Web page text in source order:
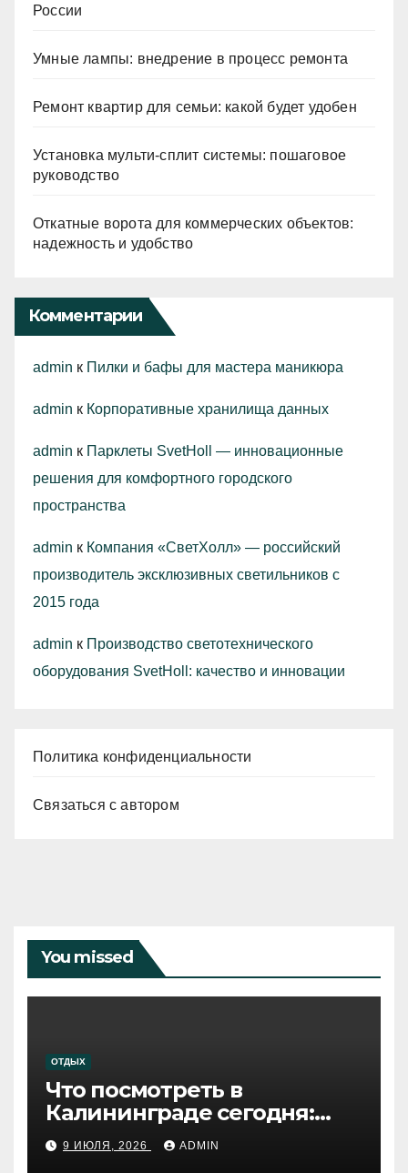
России
Умные лампы: внедрение в процесс ремонта
Ремонт квартир для семьи: какой будет удобен
Установка мульти-сплит системы: пошаговое
руководство
Откатные ворота для коммерческих объектов:
надежность и удобство
Комментарии
admin к Пилки и бафы для мастера маникюра
admin к Корпоративные хранилища данных
admin к Парклеты SvetHoll — инновационные
решения для комфортного городского
пространства
admin к Компания «СветХолл» — российский
производитель эксклюзивных светильников с
2015 года
admin к Производство светотехнического
оборудования SvetHoll: качество и инновации
Политика конфиденциальности
Связаться с автором
You missed
ОТДЫХ
Что посмотреть в
Калининграде сегодня:
путеводитель по самому
западному городу России
9 ИЮЛЯ, 2026 ADMIN